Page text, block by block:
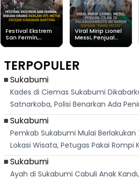
Festival Ekstrem
San Fermín,
Banteng
Viral Mirip Lionel
Messi, Penjual
"Bang Messi"
TERPOPULER
Sukabumi
Kades di Ciemas Sukabumi
Satnarkoba, Polisi Benarkan Ada
Sukabumi
Pemkab Sukabumi Mulai Berlakukan
Lokasi Wisata, Petugas Pakai Rompi
Sukabumi
Ayah di Sukabumi Cabuli Anak